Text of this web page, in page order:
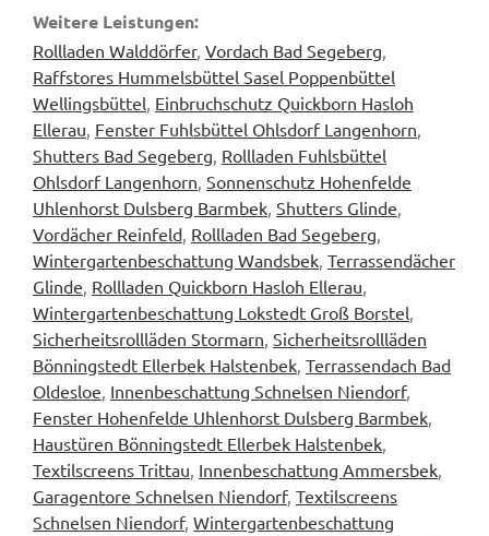
Weitere Leistungen:
Rollladen Walddörfer, Vordach Bad Segeberg,
Raffstores Hummelsbüttel Sasel Poppenbüttel
Wellingsbüttel, Einbruchschutz Quickborn Hasloh
Ellerau, Fenster Fuhlsbüttel Ohlsdorf Langenhorn,
Shutters Bad Segeberg, Rollladen Fuhlsbüttel
Ohlsdorf Langenhorn, Sonnenschutz Hohenfelde
Uhlenhorst Dulsberg Barmbek, Shutters Glinde,
Vordächer Reinfeld, Rollladen Bad Segeberg,
Wintergartenbeschattung Wandsbek, Terrassendächer
Glinde, Rollladen Quickborn Hasloh Ellerau,
Wintergartenbeschattung Lokstedt Groß Borstel,
Sicherheitsrollläden Stormarn, Sicherheitsrollläden
Bönningstedt Ellerbek Halstenbek, Terrassendach Bad
Oldesloe, Innenbeschattung Schnelsen Niendorf,
Fenster Hohenfelde Uhlenhorst Dulsberg Barmbek,
Haustüren Bönningstedt Ellerbek Halstenbek,
Textilscreens Trittau, Innenbeschattung Ammersbek,
Garagentore Schnelsen Niendorf, Textilscreens
Schnelsen Niendorf, Wintergartenbeschattung